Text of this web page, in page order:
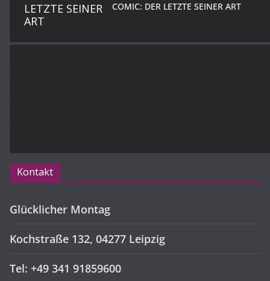
COMIC: DER LETZTE SEINER ART
Kontakt
Glücklicher Montag
Kochstraße 132, 04277 Leipzig
Tel: +49 341 91859600